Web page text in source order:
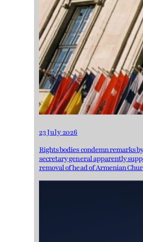
23 July 2026
Rights bodies condemn remarks
secretary general apparently
removal of head of Armenian